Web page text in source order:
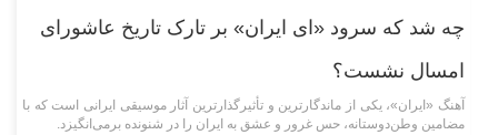
چه شد که سرود «ای ایران» بر تارک تاریخ عاشورای
امسال نشست؟
آهنگ «ایران»، یکی از ماندگارترین و تأثیرگذارترین آثار موسیقی ایرانی است که با
مضامین وطن‌دوستانه، حس غرور و عشق به ایران را در شنونده برمی‌انگیزد.